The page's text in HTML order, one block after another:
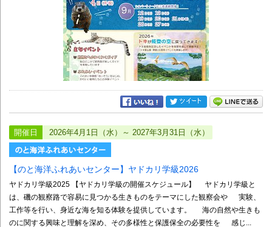
開催日 2026年4月1日（水）～ 2027年3月31日（水）
【のと海洋ふれあいセンター】ヤドカリ学級2026
ヤドカリ学級2025 【ヤドカリ学級の開催スケジュール】 ヤドカリ学級と
は、磯の観察路で容易に見つかる生きものをテーマにした観察会や 実験、
工作等を行い、身近な海を知る体験を提供しています。 海の自然や生きも
のに関する興味と理解を深め、その多様性と保護保全の必要性を 感じ...